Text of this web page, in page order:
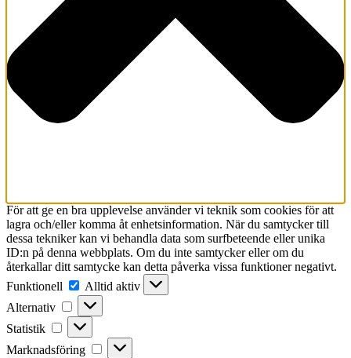
För att ge en bra upplevelse använder vi teknik som cookies för att
lagra och/eller komma åt enhetsinformation. När du samtycker till
dessa tekniker kan vi behandla data som surfbeteende eller unika
ID:n på denna webbplats. Om du inte samtycker eller om du
återkallar ditt samtycke kan detta påverka vissa funktioner negativt.
Funktionell
Funktionell
Alltid aktiv
Alternativ
Alternativ
Statistik Statistik
Marknadsföring Marknadsföring